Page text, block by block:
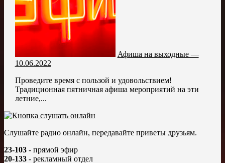
Афиша на выходные —
10.06.2022
Проведите время с пользой и удовольствием!
Традиционная пятничная афиша мероприятий на эти
летние,...
Слушайте радио онлайн, передавайте приветы друзьям.
23-103 - прямой эфир
20-133 - рекламный отдел